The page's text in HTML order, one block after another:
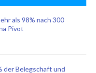
als 98% nach 300
Pivot
der Belegschaft und